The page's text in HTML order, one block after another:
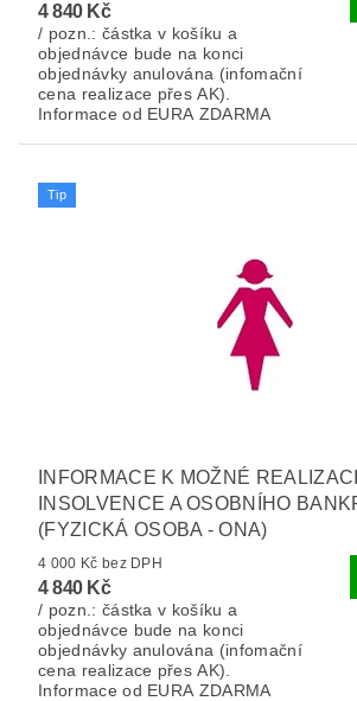
4 840 Kč
/ pozn.: částka v košíku a
objednávce bude na konci
objednávky anulována (infomační
cena realizace přes AK).
Informace od EURA ZDARMA
Tip
INFORMACE K MOŽNÉ
INSOLVENCE A OSOBNÍHO
(FYZICKÁ OSOBA - ONA)
4 000 Kč bez DPH
4 840 Kč
/ pozn.: částka v košíku a
objednávce bude na konci
objednávky anulována (infomační
cena realizace přes AK).
Informace od EURA ZDARMA